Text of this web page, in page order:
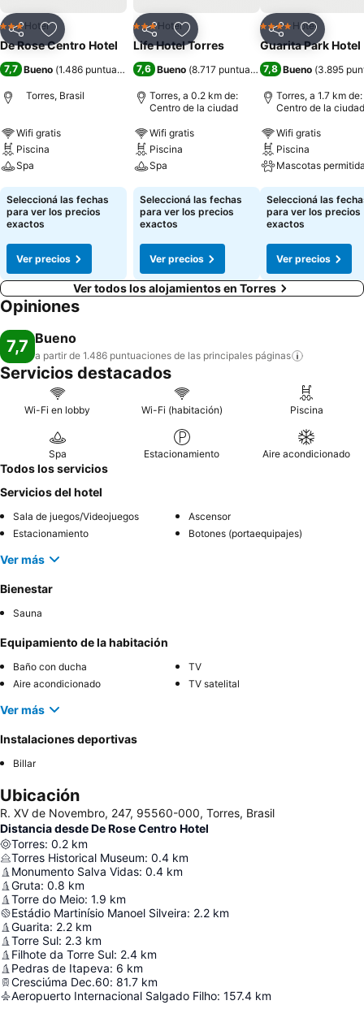
CompartirAñadir a favoritos
3 Estrellas
Hotel
De Rose Centro Hotel
7,7 Bueno (1.486 puntuaciones)
Torres, Brasil
Wifi gratis
Piscina
Spa
Ver precios
Seleccioná las fechas
para ver los precios
exactos
Ver precios
CompartirAñadir a favoritos
3 Estrellas
Hotel
Life Hotel Torres
7,6 Bueno (8.717 puntuaciones)
Torres, a 0.2 km de:
Centro de la ciudad
Wifi gratis
Piscina
Spa
Ver precios
Seleccioná las fechas
para ver los precios
exactos
Ver precios
CompartirAñadir
4 EstrellasHotel
Guarita Park Hotel
7,8 Bueno (3.895
Torres, a 1.7 km de:
Centro de la ciudad
Wifi gratis
Piscina
Mascotas
Ver precios
Seleccioná las
para ver los precios
exactos
Ver precios
Ver todos los alojamientos en Torres
Opiniones
7,7 Bueno
a partir de 1.486 puntuaciones de las principales páginas
Servicios destacados
Wi-Fi en lobby Wi-Fi (habitación) Piscina
Spa Estacionamiento Aire acondicionado
Todos los servicios
Servicios del hotel
Sala de juegos/Videojuegos
Ascensor
Estacionamiento
Botones (portaequipajes)
Ver más
Bienestar
Sauna
Equipamiento de la habitación
Baño con ducha
TV
Aire acondicionado
TV satelital
Ver más
Instalaciones deportivas
Billar
Ubicación
R. XV de Novembro, 247, 95560-000, Torres, Brasil
Distancia desde De Rose Centro Hotel
Torres: 0.2 km
Torres Historical Museum: 0.4 km
Monumento Salva Vidas: 0.4 km
Gruta: 0.8 km
Torre do Meio: 1.9 km
Estádio Martinísio Manoel Silveira: 2.2 km
Guarita: 2.2 km
Torre Sul: 2.3 km
Filhote da Torre Sul: 2.4 km
Pedras de Itapeva: 6 km
Cresciúma Dec.60: 81.7 km
Aeropuerto Internacional Salgado Filho: 157.4 km